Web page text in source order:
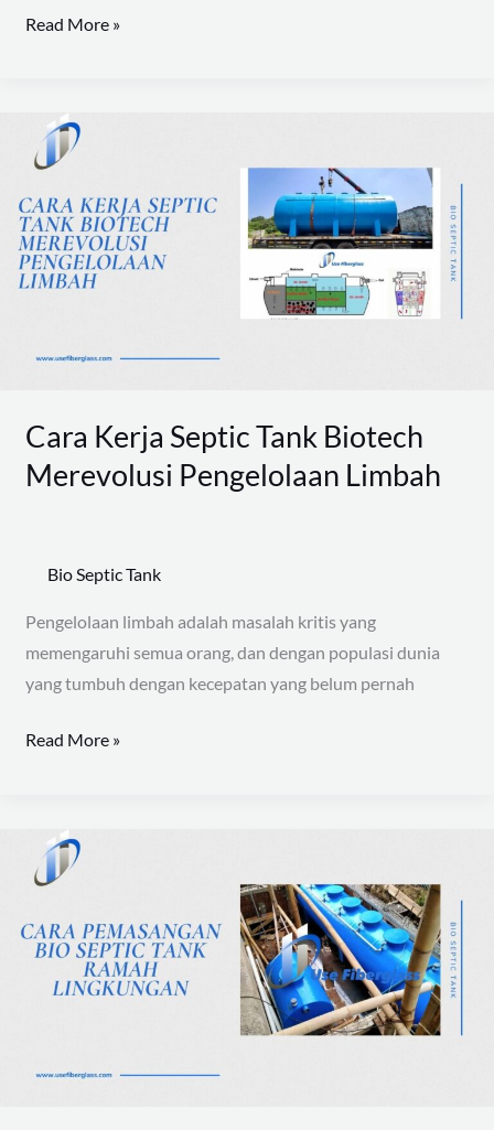
Read More »
Cara Kerja Septic Tank Biotech
Merevolusi Pengelolaan Limbah
Bio Septic Tank
Pengelolaan limbah adalah masalah kritis yang
memengaruhi semua orang, dan dengan populasi dunia
yang tumbuh dengan kecepatan yang belum pernah
Cara
Kerja
Tank
Biotech
Merevolusi
Read More »
Cara
Pemasangan
Septic
Ramah